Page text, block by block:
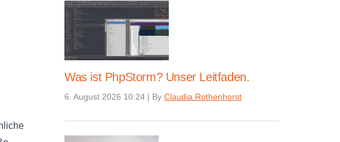
Was ist PhpStorm? Unser Leitfaden.
6. August 2026 10:24 | By Claudia Rothenhorst